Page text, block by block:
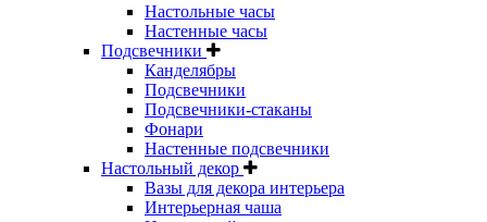
Настольные часы
Настенные часы
Подсвечники
Канделябры
Подсвечники
Подсвечники-стаканы
Фонари
Настенные подсвечники
Настольный декор
Вазы для декора интерьера
Интерьерная чаша